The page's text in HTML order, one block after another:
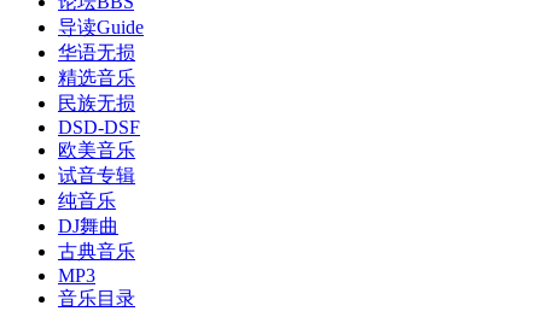
导读Guide
华语无损
精选音乐
民族无损
DSD-DSF
欧美音乐
试音专辑
纯音乐
DJ舞曲
古典音乐
MP3
音乐目录